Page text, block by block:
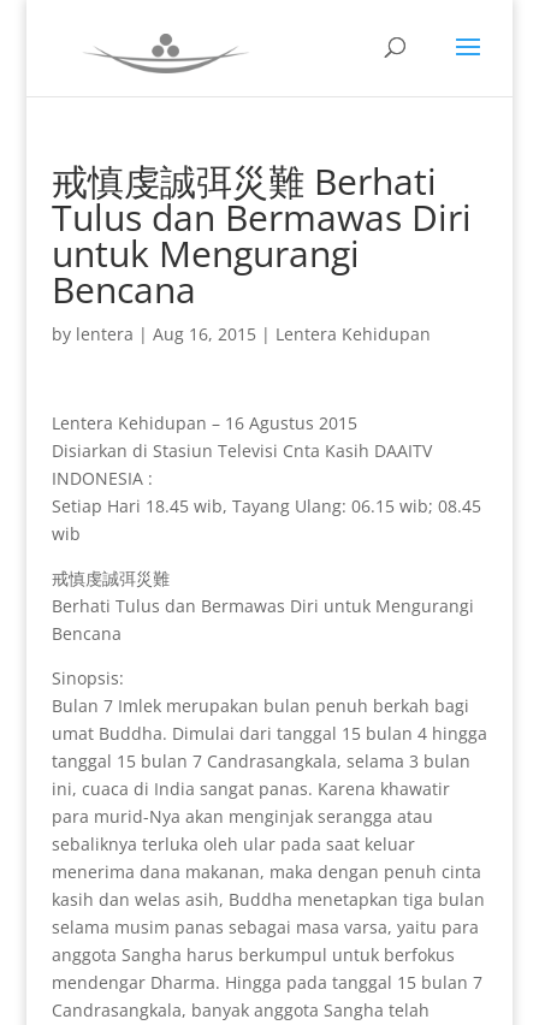
戒慎虔誠弭災難 Berhati
Tulus dan Bermawas Diri
untuk Mengurangi
Bencana
by lentera | Aug 16, 2015| Lentera Kehidupan
Lentera Kehidupan – 16 Agustus 2015
Disiarkan di Stasiun Televisi Cnta Kasih DAAITV
INDONESIA :
Setiap Hari 18.45 wib, Tayang Ulang: 06.15 wib; 08.45
wib
戒慎虔誠弭災難
Berhati Tulus dan Bermawas Diri untuk Mengurangi
Bencana
Sinopsis:
Bulan 7 Imlek merupakan bulan penuh berkah bagi
umat Buddha. Dimulai dari tanggal 15 bulan 4 hingga
tanggal 15 bulan 7 Candrasangkala, selama 3 bulan
ini, cuaca di India sangat panas. Karena khawatir
para murid-Nya akan menginjak serangga atau
sebaliknya terluka oleh ular pada saat keluar
menerima dana makanan, maka dengan penuh cinta
kasih dan welas asih, Buddha menetapkan tiga bulan
selama musim panas sebagai masa varsa, yaitu para
anggota Sangha harus berkumpul untuk berfokus
mendengar Dharma. Hingga pada tanggal 15 bulan 7
Candrasangkala, banyak anggota Sangha telah